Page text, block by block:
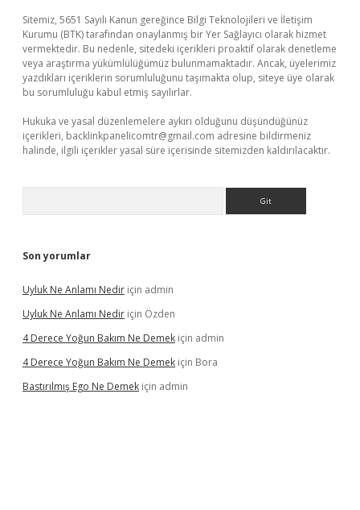
Sitemiz, 5651 Sayılı Kanun gereğince Bilgi Teknolojileri ve İletişim
Kurumu (BTK) tarafından onaylanmış bir Yer Sağlayıcı olarak hizmet
vermektedir. Bu nedenle, sitedeki içerikleri proaktif olarak denetleme
veya araştırma yükümlülüğümüz bulunmamaktadır. Ancak, üyelerimiz
yazdıkları içeriklerin sorumluluğunu taşımakta olup, siteye üye olarak
bu sorumluluğu kabul etmiş sayılırlar.
Hukuka ve yasal düzenlemelere aykırı olduğunu düşündüğünüz
içerikleri, backlinkpanelicomtr@gmail.com adresine bildirmeniz
halinde, ilgili içerikler yasal süre içerisinde sitemizden kaldırılacaktır.
Son yorumlar
Uyluk Ne Anlamı Nedir için admin
Uyluk Ne Anlamı Nedir için Özden
4 Derece Yoğun Bakım Ne Demek için admin
4 Derece Yoğun Bakım Ne Demek için Bora
Bastırılmış Ego Ne Demek için admin